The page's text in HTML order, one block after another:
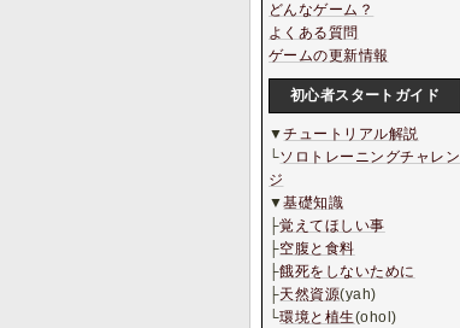
どんなゲーム？
よくある質問
ゲームの更新情報
初心者スタートガイド
▼チュートリアル解説
└ソロトレーニングチャレン
ジ
▼基礎知識
├覚えてほしい事
├空腹と食料
├餓死をしないために
├天然資源(yah)
└環境と植生(ohol)